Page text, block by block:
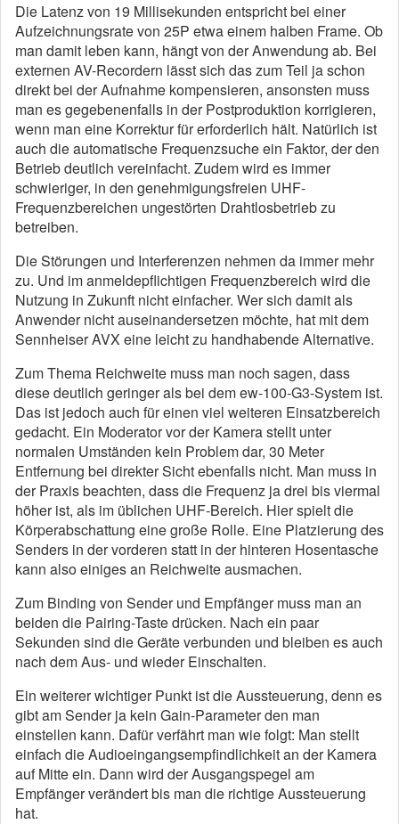
Die Latenz von 19 Millisekunden entspricht bei einer
Aufzeichnungsrate von 25P etwa einem halben Frame. Ob
man damit leben kann, hängt von der Anwendung ab. Bei
externen AV-Recordern lässt sich das zum Teil ja schon
direkt bei der Aufnahme kompensieren, ansonsten muss
man es gegebenenfalls in der Postproduktion korrigieren,
wenn man eine Korrektur für erforderlich hält. Natürlich ist
auch die automatische Frequenzsuche ein Faktor, der den
Betrieb deutlich vereinfacht. Zudem wird es immer
schwieriger, in den genehmigungsfreien UHF-
Frequenzbereichen ungestörten Drahtlosbetrieb zu
betreiben.
Die Störungen und Interferenzen nehmen da immer mehr
zu. Und im anmeldepflichtigen Frequenzbereich wird die
Nutzung in Zukunft nicht einfacher. Wer sich damit als
Anwender nicht auseinandersetzen möchte, hat mit dem
Sennheiser AVX eine leicht zu handhabende Alternative.
Zum Thema Reichweite muss man noch sagen, dass
diese deutlich geringer als bei dem ew-100-G3-System ist.
Das ist jedoch auch für einen viel weiteren Einsatzbereich
gedacht. Ein Moderator vor der Kamera stellt unter
normalen Umständen kein Problem dar, 30 Meter
Entfernung bei direkter Sicht ebenfalls nicht. Man muss in
der Praxis beachten, dass die Frequenz ja drei bis viermal
höher ist, als im üblichen UHF-Bereich. Hier spielt die
Körperabschattung eine große Rolle. Eine Platzierung des
Senders in der vorderen statt in der hinteren Hosentasche
kann also einiges an Reichweite ausmachen.
Zum Binding von Sender und Empfänger muss man an
beiden die Pairing-Taste drücken. Nach ein paar
Sekunden sind die Geräte verbunden und bleiben es auch
nach dem Aus- und wieder Einschalten.
Ein weiterer wichtiger Punkt ist die Aussteuerung, denn es
gibt am Sender ja kein Gain-Parameter den man
einstellen kann. Dafür verfährt man wie folgt: Man stellt
einfach die Audioeingangsempfindlichkeit an der Kamera
auf Mitte ein. Dann wird der Ausgangspegel am
Empfänger verändert bis man die richtige Aussteuerung
hat.